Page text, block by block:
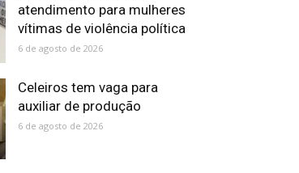
atendimento para mulheres
vítimas de violência política
6 de agosto de 2026
Celeiros tem vaga para
auxiliar de produção
6 de agosto de 2026